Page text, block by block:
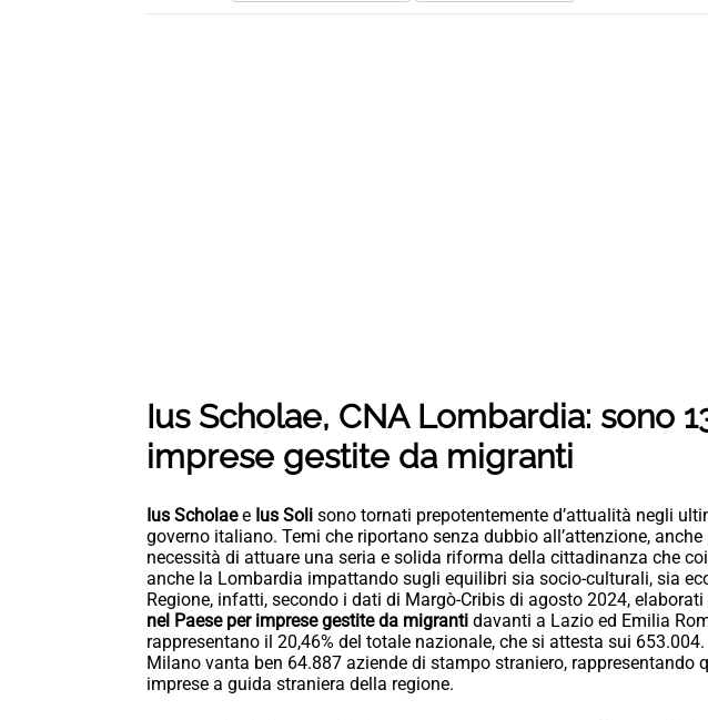
Ius Scholae, CNA Lombardia: sono
imprese gestite da migranti
Ius Scholaee Ius Soli sono tornati prepotentemente d’attualità negli
governo italiano. Temi che riportano senza dubbio all’attenzione, anche
necessità di attuare una seria e solida riforma della cittadinanza che
anche la Lombardia impattando sugli equilibri sia socio-culturali, sia
Regione, infatti, secondo i dati di Margò-Cribis di agosto 2024,
nel Paese per imprese gestite da migranti davanti a Lazio ed Emilia
rappresentano il 20,46% del totale nazionale, che si attesta sui
Milano vanta ben 64.887 aziende di stampo straniero, rappresentando
imprese a guida straniera della regione.